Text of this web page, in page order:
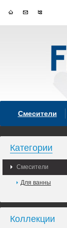
Смесители
Категории
Смесители
Для ванны
Коллекции